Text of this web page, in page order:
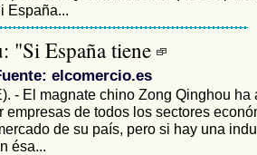
España...
"Si España tiene
elcomercio.es
- El magnate chino Zong Qinghou ha
empresas de todos los sectores
de su país, pero si hay una
ésa...